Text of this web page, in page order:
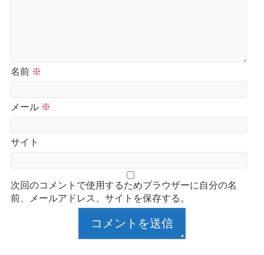
名前 ※
メール ※
サイト
次回のコメントで使用するためブラウザーに自分の名
前、メールアドレス、サイトを保存する。